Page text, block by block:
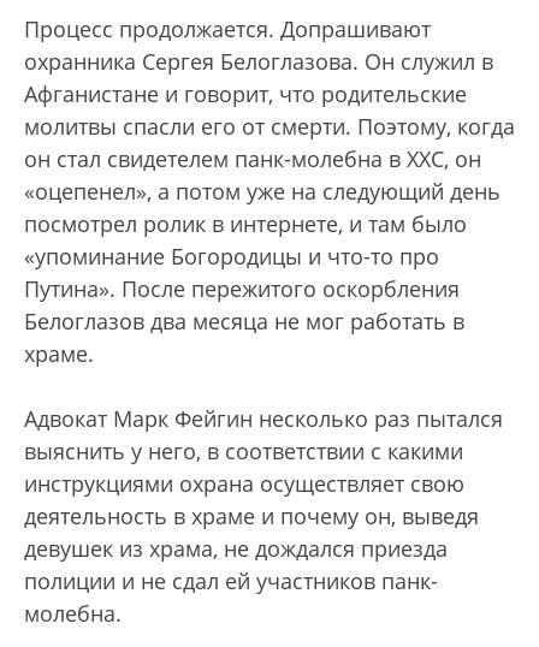
Процесс продолжается. Допрашивают
охранника Сергея Белоглазова. Он служил в
Афганистане и говорит, что родительские
молитвы спасли его от смерти. Поэтому, когда
он стал свидетелем панк-молебна в ХХС, он
«оцепенел», а потом уже на следующий день
посмотрел ролик в интернете, и там было
«упоминание Богородицы и что-то про
Путина». После пережитого оскорбления
Белоглазов два месяца не мог работать в
храме.
Адвокат Марк Фейгин несколько раз пытался
выяснить у него, в соответствии с какими
инструкциями охрана осуществляет свою
деятельность в храме и почему он, выведя
девушек из храма, не дождался приезда
полиции и не сдал ей участников панк-
молебна.